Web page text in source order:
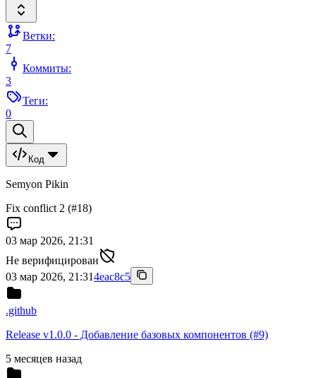
Ветки:
7
Коммиты:
3
Теги:
0
Код
Semyon Pikin
Fix conflict 2 (#18)
03 мар 2026, 21:31
Не верифицирован
03 мар 2026, 21:314eac8c5
.github
Release v1.0.0 - Добавление базовых компонентов (#9)
5 месяцев назад